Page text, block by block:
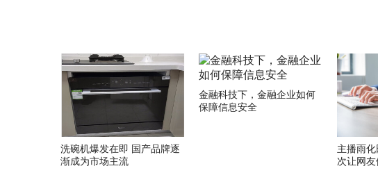
洗碗机爆发在即 国产品牌逐
渐成为市场主流
金融科技下，金融企业如何
保障信息安全
主播雨
次让网